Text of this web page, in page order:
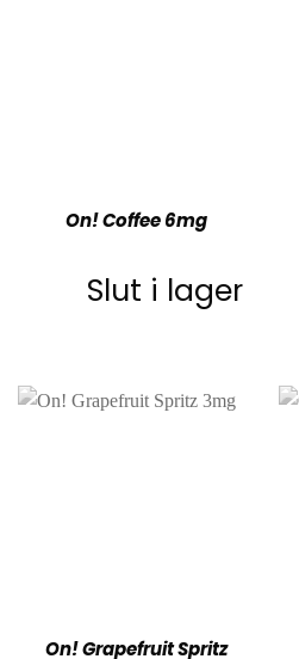
On! Coffee 6mg
Slut i lager
On! Grapefruit Spritz